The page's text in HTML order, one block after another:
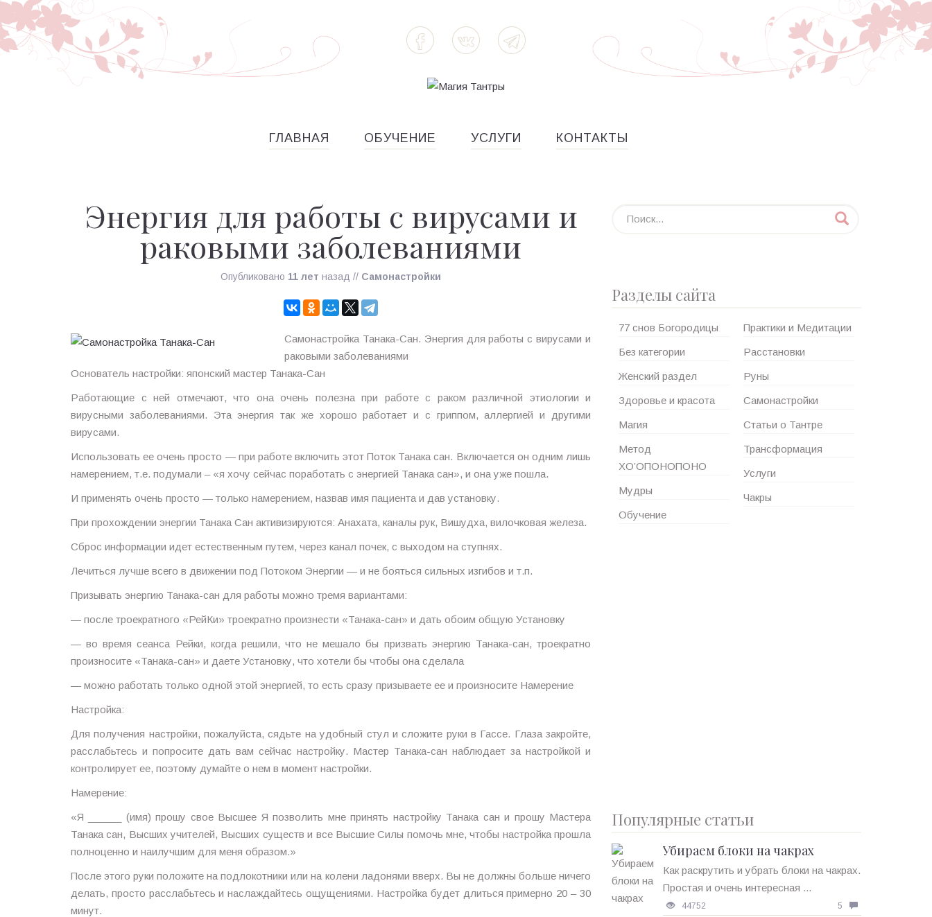
ГЛАВНАЯ ОБУЧЕНИЕ УСЛУГИ КОНТАКТЫ
Энергия для работы с вирусами и
раковыми заболеваниями
Опубликовано 11 лет назад // Самонастройки
Самонастройка Танака-Сан. Энергия для работы с вирусами и
раковыми заболеваниями
Основатель настройки: японский мастер Танака-Сан
Работающие с ней отмечают, что она очень полезна при работе с раком различной этиологии и
вирусными заболеваниями. Эта энергия так же хорошо работает и с гриппом, аллергией и другими
вирусами.
Использовать ее очень просто — при работе включить этот Поток Танака сан. Включается он одним лишь
намерением, т.е. подумали – «я хочу сейчас поработать с энергией Танака сан», и она уже пошла.
И применять очень просто — только намерением, назвав имя пациента и дав установку.
При прохождении энергии Танака Сан активизируются: Анахата, каналы рук, Вишудха, вилочковая железа.
Сброс информации идет естественным путем, через канал почек, с выходом на ступнях.
Лечиться лучше всего в движении под Потоком Энергии — и не бояться сильных изгибов и т.п.
Призывать энергию Танака-сан для работы можно тремя вариантами:
— после троекратного «РейКи» троекратно произнести «Танака-сан» и дать обоим общую Установку
— во время сеанса Рейки, когда решили, что не мешало бы призвать энергию Танака-сан, троекратно
произносите «Танака-сан» и даете Установку, что хотели бы чтобы она сделала
— можно работать только одной этой энергией, то есть сразу призываете ее и произносите Намерение
Настройка:
Для получения настройки, пожалуйста, сядьте на удобный стул и сложите руки в Гассе. Глаза закройте,
расслабьтесь и попросите дать вам сейчас настройку. Мастер Танака-сан наблюдает за настройкой и
контролирует ее, поэтому думайте о нем в момент настройки.
Намерение:
«Я ______ (имя) прошу свое Высшее Я позволить мне принять настройку Танака сан и прошу Мастера
Танака сан, Высших учителей, Высших существ и все Высшие Силы помочь мне, чтобы настройка прошла
полноценно и наилучшим для меня образом.»
После этого руки положите на подлокотники или на колени ладонями вверх. Вы не должны больше ничего
делать, просто расслабьтесь и наслаждайтесь ощущениями. Настройка будет длиться примерно 20 – 30
минут.
Разделы сайта
77 снов Богородицы
Без категории
Женский раздел
Здоровье и красота
Магия
Метод
ХО’ОПОНОПОНО
Мудры
Обучение
Практики и Медитации
Расстановки
Руны
Самонастройки
Статьи о Тантре
Трансформация
Услуги
Чакры
Популярные статьи
Убираем блоки на чакрах
Как раскрутить и убрать блоки на чакрах.
Простая и очень интересная ...
44752 5